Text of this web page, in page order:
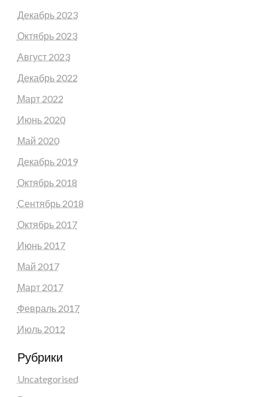
Декабрь 2023
Октябрь 2023
Август 2023
Декабрь 2022
Март 2022
Июнь 2020
Май 2020
Декабрь 2019
Октябрь 2018
Сентябрь 2018
Октябрь 2017
Июнь 2017
Май 2017
Март 2017
Февраль 2017
Июль 2012
Рубрики
Uncategorised